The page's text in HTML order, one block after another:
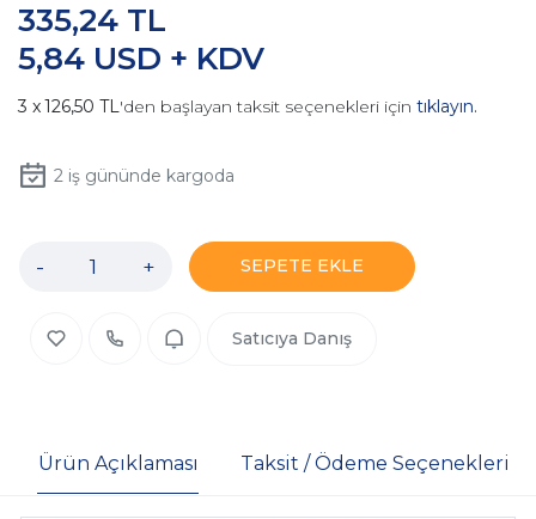
5,84 USD + KDV
335,24 TL
126,50 TL'den başlayan taksit seçenekleri için tıklayın.
2iş gününde kargoda
- + SEPETE EKLE
Satıcıya Danış
Ürün Açıklaması Taksit / Ödeme Seçenekleri